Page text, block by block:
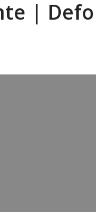
León R
|